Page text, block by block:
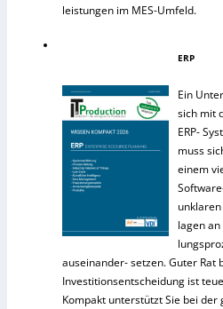
leistungen im MES-Umfeld.
ERP
Ein
sich mit
ERP-
muss
einem
lagen
auseinander- setzen. Guter Rat
Investitionsentscheidung ist
Kompakt unterstützt Sie bei der